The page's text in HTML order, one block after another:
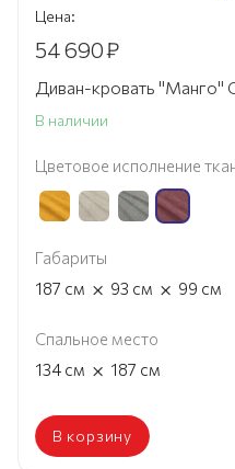
Цена:
54 690₽
Диван-кровать
В наличии
Цветовое исполнение
Габариты
187 см × 93 см × 99 см
Спальное место
134 см × 187 см
В корзину